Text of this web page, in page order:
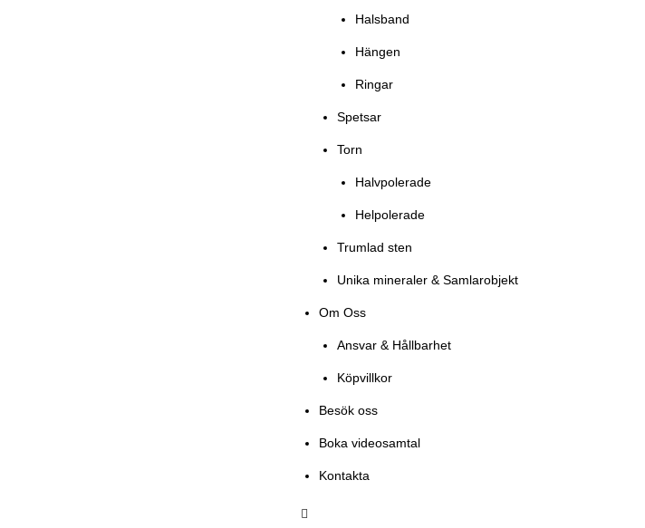
Halsband
Hängen
Ringar
Spetsar
Torn
Halvpolerade
Helpolerade
Trumlad sten
Unika mineraler & Samlarobjekt
Om Oss
Ansvar & Hållbarhet
Köpvillkor
Besök oss
Boka videosamtal
Kontakta